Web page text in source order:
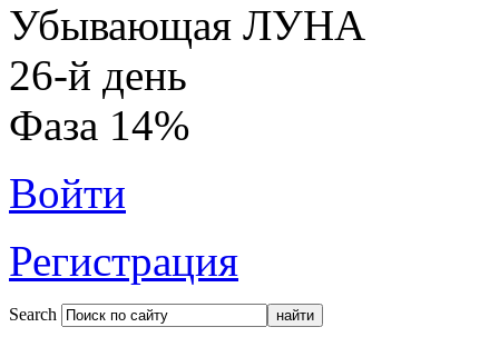
Убывающая ЛУНА
26-й день
Фаза 14%
Войти
Регистрация
Search